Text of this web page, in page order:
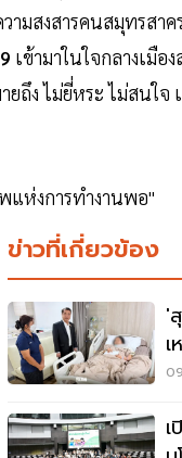
วามสงสารคนสมุทรส
เข้ามาในใจกลางเมื
ถึง ไม่ยี่หระ ไม่สนใจ
แห่งการทำงานพอ"
ข่าวที่เกี่ยวข้อง
'